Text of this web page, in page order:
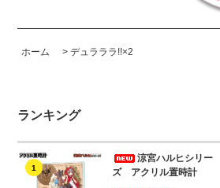
ホーム > デュラララ!!×2
ランキング
1
涼宮ハルヒシリー
ズ アクリル置時計